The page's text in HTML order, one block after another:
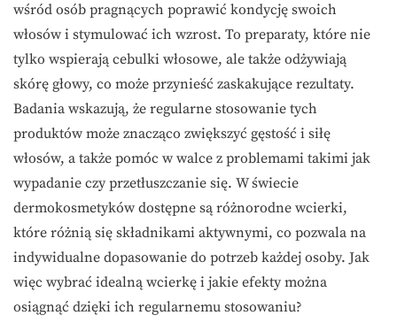
wśród osób pragnących poprawić kondycję swoich
włosów i stymulować ich wzrost. To preparaty, które nie
tylko wspierają cebulki włosowe, ale także odżywiają
skórę głowy, co może przynieść zaskakujące rezultaty.
Badania wskazują, że regularne stosowanie tych
produktów może znacząco zwiększyć gęstość i siłę
włosów, a także pomóc w walce z problemami takimi jak
wypadanie czy przetłuszczanie się. W świecie
dermokosmetyków dostępne są różnorodne wcierki,
które różnią się składnikami aktywnymi, co pozwala na
indywidualne dopasowanie do potrzeb każdej osoby. Jak
więc wybrać idealną wcierkę i jakie efekty można
osiągnąć dzięki ich regularnemu stosowaniu?